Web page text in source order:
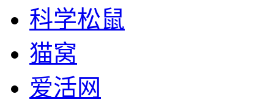
科学松鼠
猫窝
爱活网